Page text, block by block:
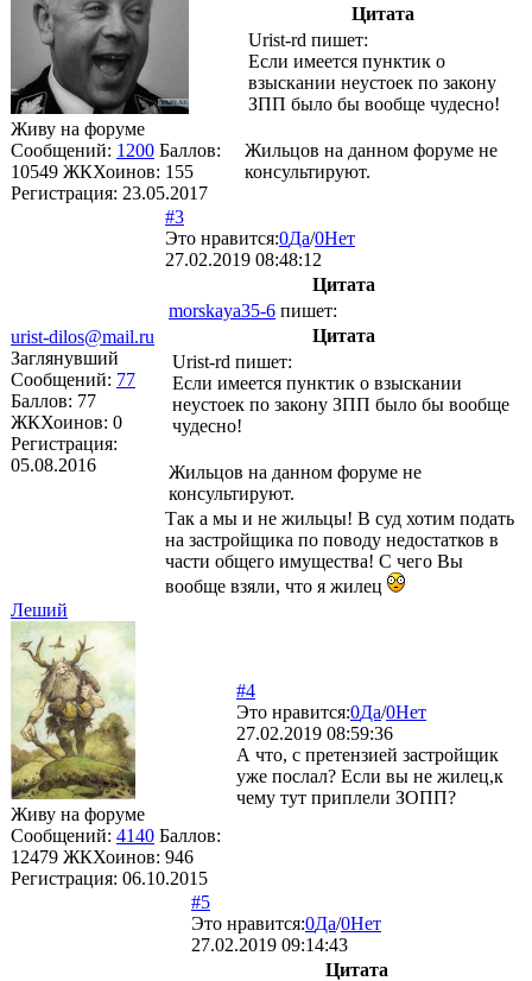
Живу на форуме
Сообщений: 1200 Баллов:
10549 ЖКХоинов: 155
Регистрация: 23.05.2017
Цитата
Urist-rd пишет:
Если имеется пунктик о
взыскании неустоек по закону
ЗПП было бы вообще чудесно!
Жильцов на данном форуме не
консультируют.
urist-dilos@mail.ru
Заглянувший
Сообщений: 77
Баллов: 77
ЖКХоинов: 0
Регистрация:
05.08.2016
#3
Это нравится:0Да/0Нет
27.02.2019 08:48:12
Цитата
morskaya35-6 пишет:
Цитата
Urist-rd пишет:
Если имеется пунктик о взыскании
неустоек по закону ЗПП было бы вообще
чудесно!
Жильцов на данном форуме не
консультируют.
Так а мы и не жильцы! В суд хотим подать
на застройщика по поводу недостатков в
части общего имущества! С чего Вы
вообще взяли, что я жилец
Леший
Живу на форуме
Сообщений: 4140 Баллов:
12479 ЖКХоинов: 946
Регистрация: 06.10.2015
#4
Это нравится:0Да/0Нет
27.02.2019 08:59:36
А что, с претензией застройщик
уже послал? Если вы не жилец,к
чему тут приплели ЗОПП?
#5
Это нравится:0Да/0Нет
27.02.2019 09:14:43
Цитата